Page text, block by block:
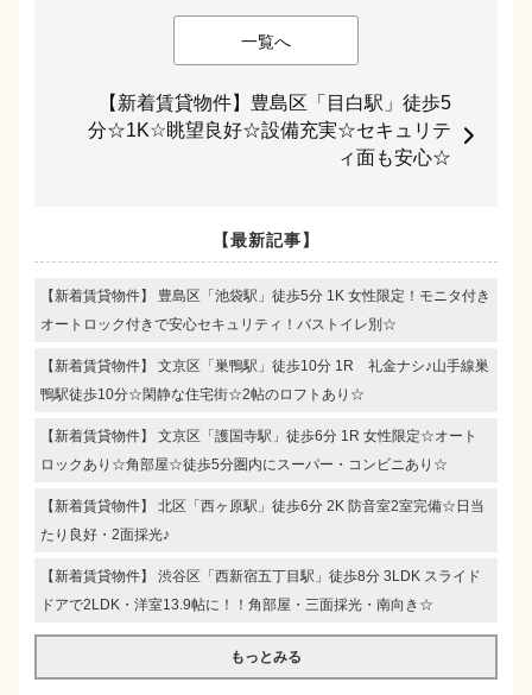
一覧へ
【新着賃貸物件】豊島区「目白駅」徒歩5
分☆1K☆眺望良好☆設備充実☆セキュリテ
ィ面も安心☆
【最新記事】
【新着賃貸物件】 豊島区「池袋駅」徒歩5分 1K 女性限定！モニタ付き
オートロック付きで安心セキュリティ！バストイレ別☆
【新着賃貸物件】 文京区「巣鴨駅」徒歩10分 1R 礼金ナシ♪山手線巣
鴨駅徒歩10分☆閑静な住宅街☆2帖のロフトあり☆
【新着賃貸物件】 文京区「護国寺駅」徒歩6分 1R 女性限定☆オート
ロックあり☆角部屋☆徒歩5分圏内にスーパー・コンビニあり☆
【新着賃貸物件】 北区「西ヶ原駅」徒歩6分 2K 防音室2室完備☆日当
たり良好・2面採光♪
【新着賃貸物件】 渋谷区「西新宿五丁目駅」徒歩8分 3LDK スライド
ドアで2LDK・洋室13.9帖に！！角部屋・三面採光・南向き☆
もっとみる